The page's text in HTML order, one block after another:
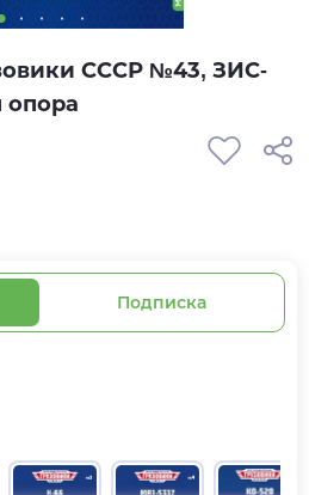
СССР №43, ЗИС-
Подписка